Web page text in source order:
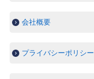
会社概要
プライバシーポリシー